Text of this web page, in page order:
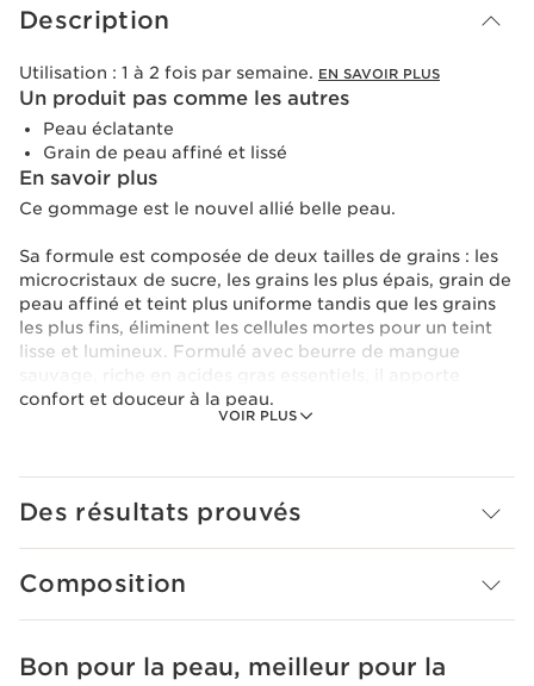
Description
VOIR PLUS
Utilisation : 1 à 2 fois par semaine. EN SAVOIR PLUS
Un produit pas comme les autres
Peau éclatante
Grain de peau affiné et lissé
En savoir plus
Ce gommage est le nouvel allié belle peau.
Sa formule est composée de deux tailles de grains : les
microcristaux de sucre, les grains les plus épais, grain de
peau affiné et teint plus uniforme tandis que les grains
les plus fins, éliminent les cellules mortes pour un teint
lisse et lumineux. Formulé avec beurre de mangue
confort et douceur à la peau.
Des résultats prouvés
Composition
ALLER AU CONTENU
Bon pour la peau, meilleur pour la